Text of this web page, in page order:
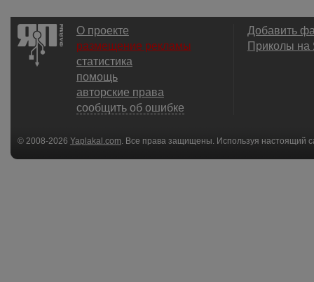
О проекте
размещение рекламы
статистика
помощь
авторские права
сообщить об ошибке
Добавить
Приколы
© 2008-2026 Yaplakal.com . Все права защищены. Используя настоящий
соглашения.